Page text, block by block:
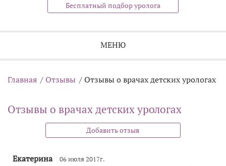
Бесплатный подбор уролога
МЕНЮ
Главная / Отзывы /Отзывы о врачах детских урологах
Отзывы о врачах детских урологах
Добавить отзыв
Екатерина 06 июля 2017г.